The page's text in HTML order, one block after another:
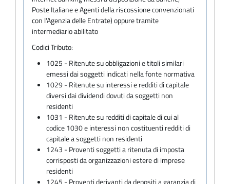
Poste Italiane e Agenti della riscossione convenzionati
con l'Agenzia delle Entrate) oppure tramite
intermediario abilitato
Codici Tributo:
1025 - Ritenute su obbligazioni e titoli similari
emessi dai soggetti indicati nella fonte normativa
1029 - Ritenute su interessi e redditi di capitale
diversi dai dividendi dovuti da soggetti non
residenti
1031 - Ritenute su redditi di capitale di cui al
codice 1030 e interessi non costituenti redditi di
capitale a soggetti non residenti
1243 - Proventi soggetti a ritenuta di imposta
corrisposti da organizzazioni estere di imprese
residenti
1245 - Proventi derivanti da depositi a garanzia di